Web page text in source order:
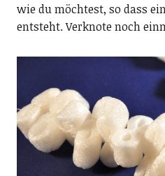
wie du möchtest, so dass
entsteht. Verknote noch